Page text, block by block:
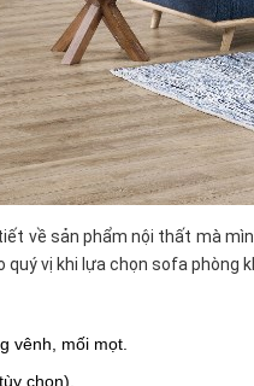
về sản phẩm nội thất mà
vị khi lựa chọn sofa phòng
vênh, mối mọt.
chọn).